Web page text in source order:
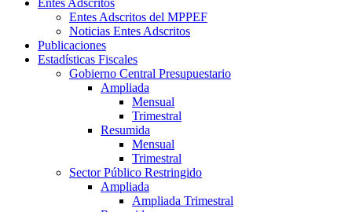
Entes Adscritos
Entes Adscritos del MPPEF
Noticias Entes Adscritos
Publicaciones
Estadísticas Fiscales
Gobierno Central Presupuestario
Ampliada
Mensual
Trimestral
Resumida
Mensual
Trimestral
Sector Público Restringido
Ampliada
Ampliada Trimestral